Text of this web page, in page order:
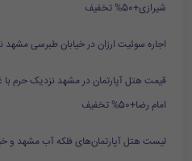
شیرازی+50% تخفیف
اجاره سوئیت ارزان در خیابان طبرسی مشهد نزدیک
قیمت هتل آپارتمان در مشهد نزدیک حرم با
امام رضا+50% تخفیف
لیست هتل آپارتمان‌های فلکه آب مشهد و خیابان